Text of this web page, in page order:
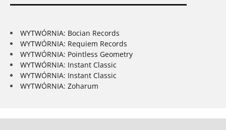
WYTWÓRNIA: Bocian Records
WYTWÓRNIA: Requiem Records
WYTWÓRNIA: Pointless Geometry
WYTWÓRNIA: Instant Classic
WYTWÓRNIA: Instant Classic
WYTWÓRNIA: Zoharum